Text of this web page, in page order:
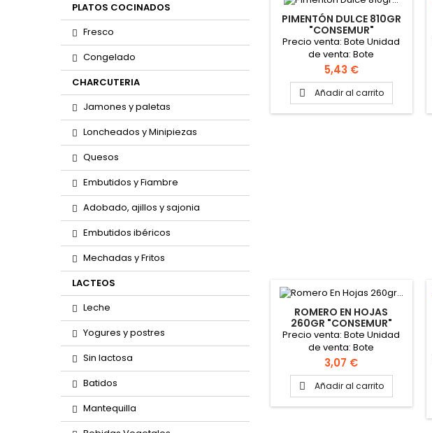
PLATOS COCINADOS
Fresco
Congelado
CHARCUTERIA
Jamones y paletas
Loncheados y Minipiezas
Quesos
Embutidos y Fiambre
Adobado, ajillos y sajonia
Embutidos ibéricos
Mechadas y Fritos
LACTEOS
Leche
Yogures y postres
Sin lactosa
Batidos
Mantequilla
PIMENTÓN DULCE 810GR
"CONSEMUR"
Precio venta: Bote Unidad
de venta: Bote
Precio
5,43 €
 Añadir al carrito
ROMERO EN HOJAS
260GR "CONSEMUR"
Precio venta: Bote Unidad
de venta: Bote
Precio
3,07 €
 Añadir al carrito